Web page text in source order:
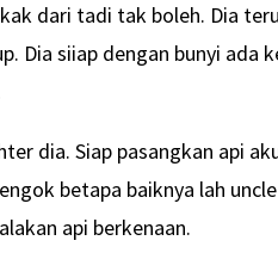
dari tadi tak boleh. Dia
Dia siiap dengan bunyi ada
dia. Siap pasangkan api
betapa baiknya lah
api berkenaan.